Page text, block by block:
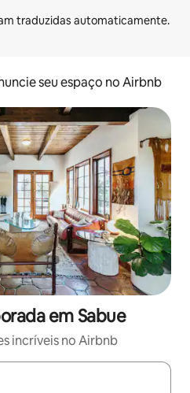
seu espaço no Airbnb
em Sabue
incríveis no Airbnb
disponíveis, explore-os